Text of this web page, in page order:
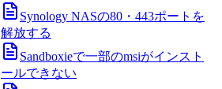
Synology NASの80・443ポートを
解放する
Sandboxieで一部のmsiがインスト
ールできない